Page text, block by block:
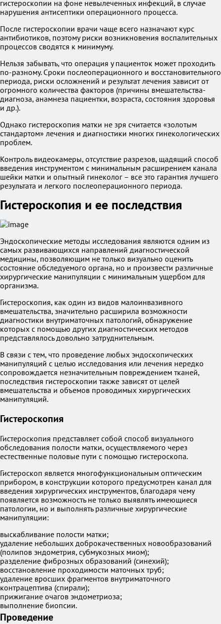
гистероскопии на фоне невылеченных инфекций, в случае
нарушения антисептики операционного процесса.
После гистероскопии врачи чаще всего назначают курс
антибиотиков, поэтому риски возникновения воспалительных
процессов сводятся к минимуму.
Нельзя забывать, что операция у пациенток может проходить
по-разному. Сроки послеоперационного и восстановительного
периода, риски осложнений и результат лечения зависит от
огромного количества факторов (причины вмешательства-
диагноза, анамнеза пациентки, возраста, состояния здоровья
и др.).
Однако гистероскопия матки не зря считается «золотым
стандартом» лечения и диагностики многих гинекологических
проблем.
Контроль видеокамеры, отсутствие разрезов, щадящий способ
введения инструментом с минимальным расширением канала
шейки матки и опытный гинеколог – все это гарантия лучшего
результата и легкого послеоперационного периода.
Гистероскопия и ее последствия
Эндоскопические методы исследования являются одним из
самых развивающихся направлений диагностической
медицины, позволяющим не только визуально оценить
состояние обследуемого органа, но и произвести различные
хирургические манипуляции с минимальным ущербом для
организма.
Гистероскопия, как один из видов малоинвазивного
вмешательства, значительно расширила возможности
диагностики внутриматочных патологий, обнаружение
которых с помощью других диагностических методов
представлялось довольно затруднительным.
В связи с тем, что проведение любых эндоскопических
манипуляций с целью исследования или лечения нередко
сопровождается незначительным повреждением тканей,
последствия гистероскопии также зависят от целей
вмешательства и объемов проводимых хирургических
манипуляций.
Гистероскопия
Гистероскопия представляет собой способ визуального
обследования полости матки, осуществляемого через
естественные половые пути с помощью гистероскопа.
Гистероскоп является многофункциональным оптическим
прибором, в конструкции которого предусмотрен канал для
введения хирургических инструментов, благодаря чему
появляется возможность не только выявлять имеющиеся
патологии, но и выполнять различные хирургические
манипуляции:
выскабливание полости матки;
удаление небольших доброкачественных новообразований
(полипов эндометрия, субмукозных миом);
разделение фиброзных образований (синехий);
восстановление проходимости маточных труб;
удаление вросших фрагментов внутриматочного
контрацептива (спирали);
прижигание очагов эндометриоза;
выполнение биопсии.
Проведение